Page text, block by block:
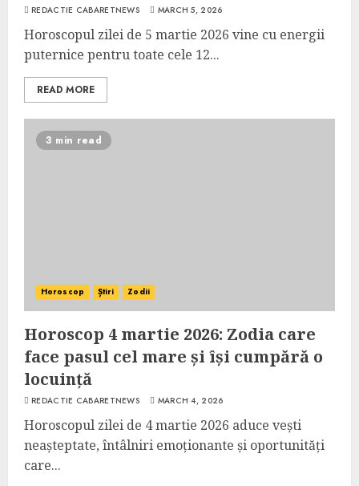
REDACTIE CABARETNEWS MARCH 5, 2026
Horoscopul zilei de 5 martie 2026 vine cu energii
puternice pentru toate cele 12...
READ MORE
3 min read
Horoscop Știri Zodii
Horoscop 4 martie 2026: Zodia care
face pasul cel mare și își cumpără o
locuință
REDACTIE CABARETNEWS MARCH 4, 2026
Horoscopul zilei de 4 martie 2026 aduce vești
neașteptate, întâlniri emoționante și oportunități
care...